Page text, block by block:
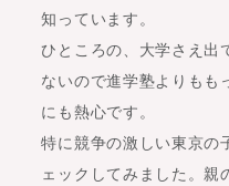
知っています。
ひところの、大学さえ出
ないので進学塾よりもも
にも熱心です。
特に競争の激しい東京の
ェックしてみました。親